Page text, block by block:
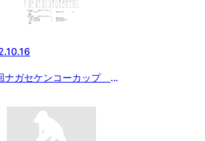
ナガセケンコーカップ 日
日の結果